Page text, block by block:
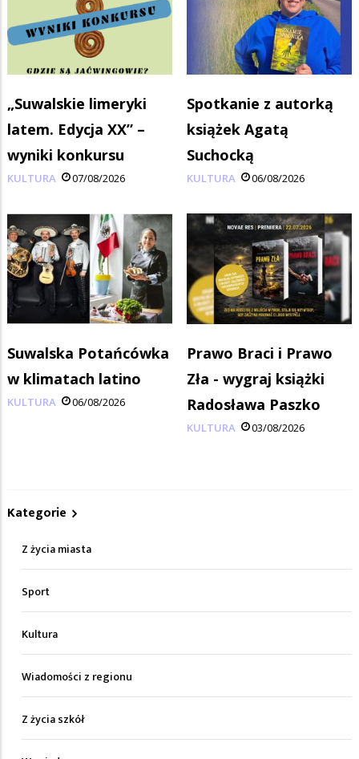
„Suwalskie limeryki
latem. Edycja XX” –
wyniki konkursu
KULTURA 07/08/2026
Spotkanie z autorką
książek Agatą
Suchocką
KULTURA 06/08/2026
Suwalska Potańcówka
w klimatach latino
KULTURA 06/08/2026
Prawo Braci i Prawo
Zła - wygraj książki
Radosława Paszko
KULTURA 03/08/2026
Kategorie
Z życia miasta
Sport
Kultura
Wiadomości z regionu
Z życia szkół